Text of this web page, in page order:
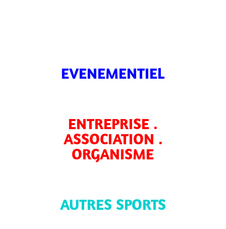
EVENEMENTIEL
ENTREPRISE .
ASSOCIATION .
ORGANISME
AUTRES SPORTS